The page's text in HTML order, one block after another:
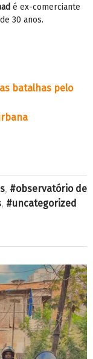
é ex-comerciante
30 anos.
batalhas pelo
,
observatório de
, uncategorized